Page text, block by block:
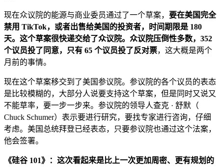
现在众议院的能源与商业委员通过了一个草案， 要在美国完全
禁用 TikTok，或者出售给美国的投资者，时间期限是 180
天。这个草案很快递交给了众议院。众议院压倒性多数，352
个议员投了同意，只有 65 个议员投了反对票，这大概是两个
月前的事情。
现在这个草案移交到了美国参议院。参议院的各个议员的表态
是比较模糊的，大部分人说要支持这个草案，但是同时又说又
不能草率，要一步一步来。参议院的领导人查克 · 舒默（
Chuck Schumer）表示要进行研究，要找专家进行咨询，仔细
考虑。美国总统拜登已经表态，只要参议院也通过这个法案，
他会签署。
《硅谷 101》：这次看起来是比上一次更加周密、更有规划的